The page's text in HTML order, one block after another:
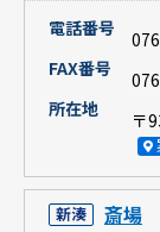
電話番号
FAX番号
所在地
〒
新湊 斎場